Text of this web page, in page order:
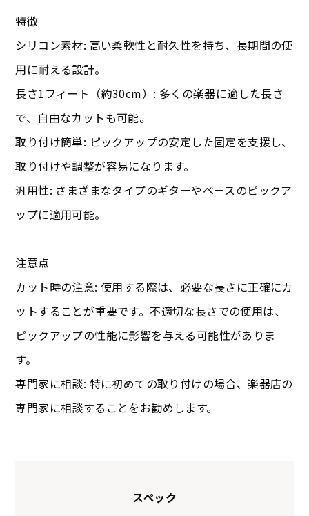
特徴
シリコン素材: 高い柔軟性と耐久性を持ち、長期間の使
用に耐える設計。
長さ1フィート（約30cm）: 多くの楽器に適した長さ
で、自由なカットも可能。
取り付け簡単: ピックアップの安定した固定を支援し、
取り付けや調整が容易になります。
汎用性: さまざまなタイプのギターやベースのピックア
ップに適用可能。
注意点
カット時の注意: 使用する際は、必要な長さに正確にカ
ットすることが重要です。不適切な長さでの使用は、
ピックアップの性能に影響を与える可能性がありま
す。
専門家に相談: 特に初めての取り付けの場合、楽器店の
専門家に相談することをお勧めします。
スペック